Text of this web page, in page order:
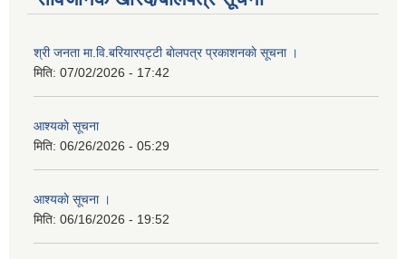
श्री जनता मा.वि.बरियारपट्टी बाेलपत्र प्रकाशनकाे सूचना ।
मिति: 07/02/2026 - 17:42
आश्यकाे सूचना
मिति: 06/26/2026 - 05:29
आश्यकाे सूचना ।
मिति: 06/16/2026 - 19:52